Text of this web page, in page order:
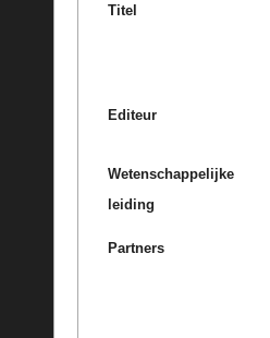
Titel
Editeur
Wetenschappelijke
leiding
Partners